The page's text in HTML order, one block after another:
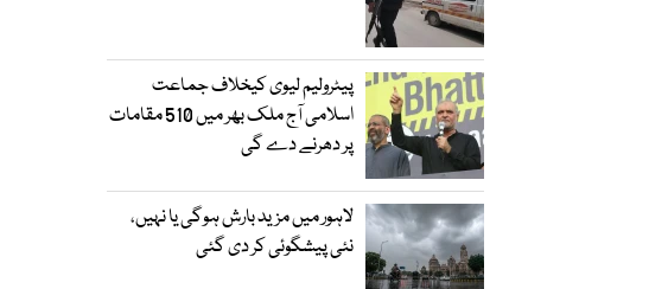
پیٹرولیم لیوی کیخلاف جماعت
اسلامی آج ملک بھر میں 510 مقامات
پر دھرنے دے گی
لاہور میں مزید بارش ہوگی یا نہیں،
نئی پیشگوئی کر دی گئی